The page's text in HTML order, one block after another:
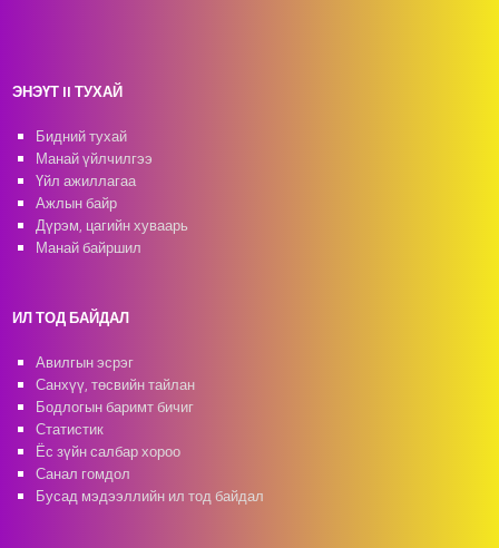
ЭНЭҮТ II ТУХАЙ
Бидний тухай
Манай үйлчилгээ
Үйл ажиллагаа
Ажлын байр
Дүрэм, цагийн хуваарь
Манай байршил
ИЛ ТОД БАЙДАЛ
Авилгын эсрэг
Санхүү, төсвийн тайлан
Бодлогын баримт бичиг
Статистик
Ёс зүйн салбар хороо
Санал гомдол
Бусад мэдээллийн ил тод байдал